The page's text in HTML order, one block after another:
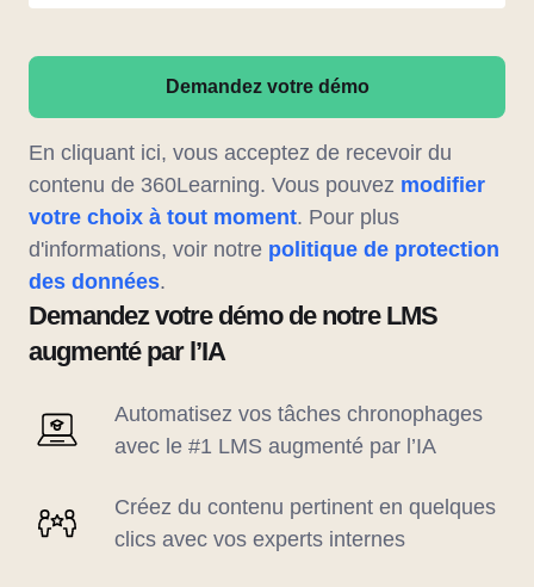
Demandez votre démo de notre LMS
augmenté par l’IA
Automatisez vos tâches chronophages
avec le #1 LMS augmenté par l’IA
Créez du contenu pertinent en quelques
clics avec vos experts internes
Demandez votre démo
En cliquant ici, vous acceptez de recevoir du
contenu de 360Learning. Vous pouvez modifier
votre choix à tout moment. Pour plus
d'informations, voir notre politique de protection
des données.